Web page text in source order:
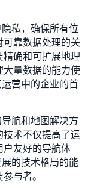
私，确保所有位
可靠数据处理的关
确和可扩展地理
大量数据的能力使
营中的企业的首
航和地图解决方
技术不仅提高了运
户友好的导航体
的技术格局的能
与者。